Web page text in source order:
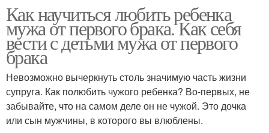
Как научиться любить ребенка
мужа от первого брака. Как себя
вести с детьми мужа от первого
брака
Невозможно вычеркнуть столь значимую часть жизни
супруга. Как полюбить чужого ребенка? Во-первых, не
забывайте, что на самом деле он не чужой. Это дочка
или сын мужчины, в которого вы влюблены.